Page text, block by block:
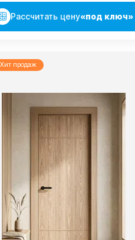
Рассчитать цену«под ключ»
Хит продаж